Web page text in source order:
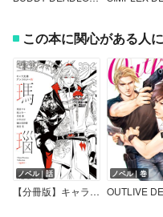
この本に関心がある人
ノベル｜話
【分冊版】キャラ文庫アンソロジーIV 瑪瑙 ［DEADLOCK］番外編
ノベル｜巻